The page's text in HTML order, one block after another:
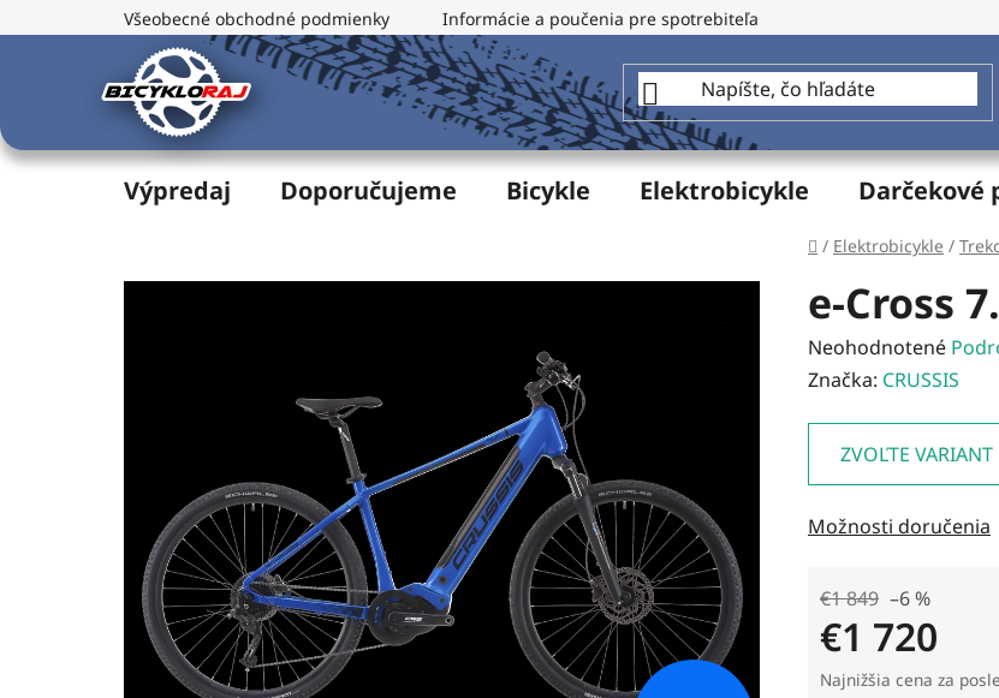
na
Všeobecné obchodné podmienky Informácie a poučenia pre spotrebiteľa
Výpredaj Doporučujeme Bicykle Elektrobicykle Darčekové
Domov
/ Elektrobicykle /
e-Cross
Priemerné
hodnotenie
5
Neohodnotené
Značka: CRUSSIS
ZVOĽTE VARIANT
Možnosti doručenia
€1 849 –6 %
€1 720
Jednotková cena:
Najnižšia cena za